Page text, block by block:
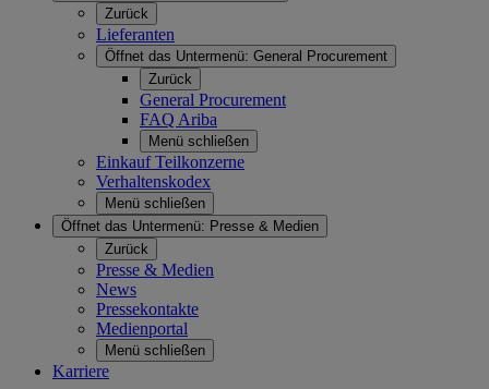
Zurück
Lieferanten
Öffnet das Untermenü: General Procurement
Zurück
General Procurement
FAQ Ariba
Menü schließen
Einkauf Teilkonzerne
Verhaltenskodex
Menü schließen
Öffnet das Untermenü: Presse & Medien
Zurück
Presse & Medien
News
Pressekontakte
Medienportal
Menü schließen
Karriere